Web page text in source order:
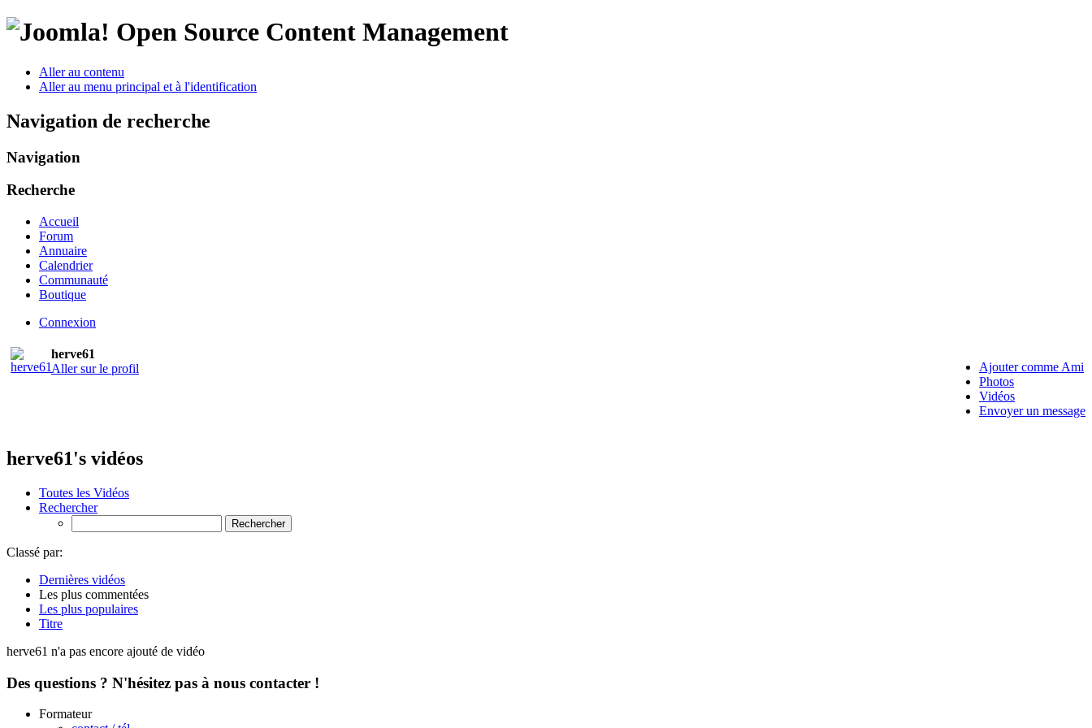
Open Source Content Management
Aller au contenu
Aller au menu principal et à l'identification
Navigation de recherche
Navigation
Recherche
Accueil
Forum
Annuaire
Calendrier
Communauté
Boutique
Connexion
herve61
Aller sur le profil
Ajouter comme Ami
Photos
Vidéos
Envoyer un message
herve61's vidéos
Toutes les Vidéos
Rechercher
Classé par:
Dernières vidéos
Les plus commentées
Les plus populaires
Titre
herve61 n'a pas encore ajouté de vidéo
Des questions ? N'hésitez pas à nous contacter !
Formateur